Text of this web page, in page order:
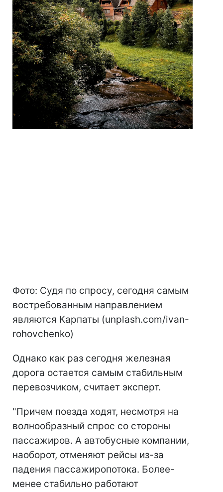
Фото: Судя по спросу, сегодня самым
востребованным направлением
являются Карпаты (unplash.com/ivan-
rohovchenko)
Однако как раз сегодня железная
дорога остается самым стабильным
перевозчиком, считает эксперт.
"Причем поезда ходят, несмотря на
волнообразный спрос со стороны
пассажиров. А автобусные компании,
наоборот, отменяют рейсы из-за
падения пассажиропотока. Более-
менее стабильно работают